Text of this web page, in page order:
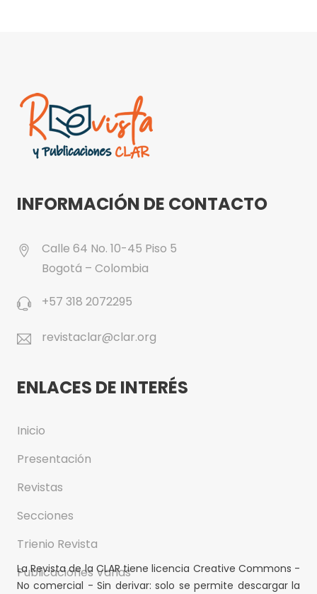
INFORMACIÓN DE CONTACTO
Calle 64 No. 10-45 Piso 5
Bogotá – Colombia
+57 318 2072295
revistaclar@clar.org
ENLACES DE INTERÉS
Inicio
Presentación
Revistas
Secciones
Trienio Revista
Publicaciones Varias
La Revista de la CLAR tiene licencia Creative Commons -
No comercial - Sin derivar: solo se permite descargar la